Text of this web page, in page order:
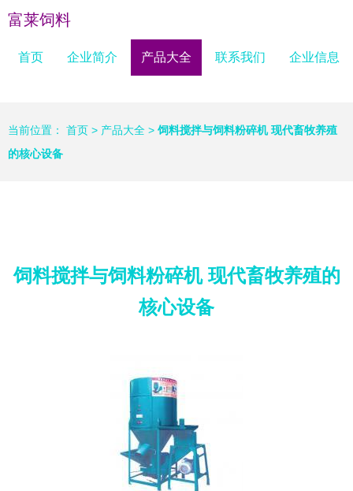
富莱饲料
首页 企业简介 产品大全 联系我们 企业信息
当前位置： 首页 > 产品大全 > 饲料搅拌与饲料粉碎机 现代畜牧养殖
的核心设备
饲料搅拌与饲料粉碎机 现代畜牧养殖的
核心设备